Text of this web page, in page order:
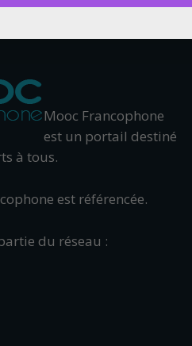
Mooc Francophone
est un portail destiné
à tous.
est référencée.
du réseau :